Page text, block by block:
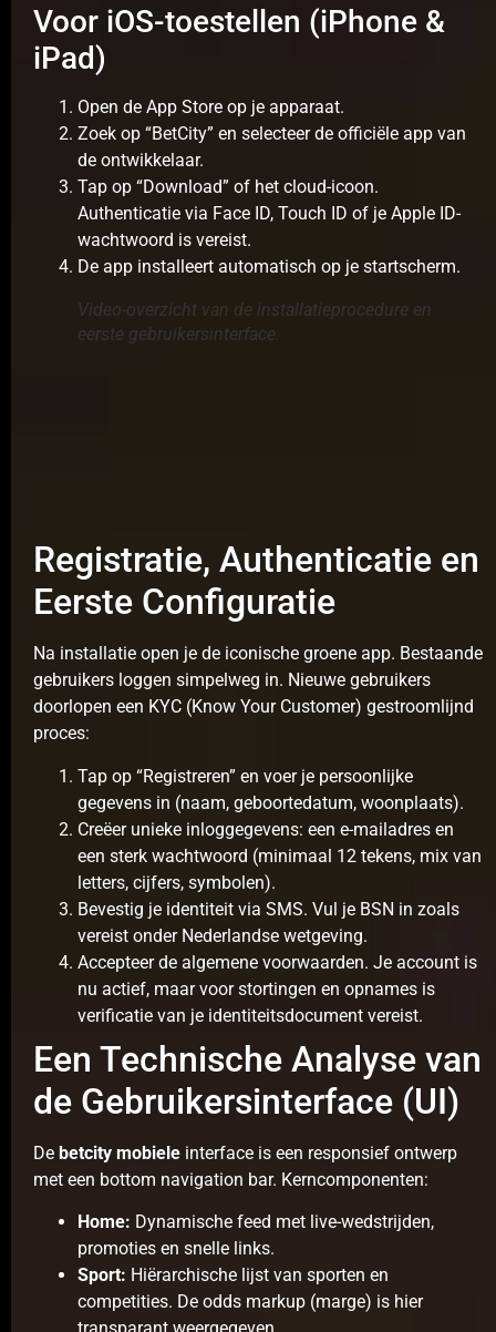
Voor iOS-toestellen (iPhone &
iPad)
Open de App Store op je apparaat.
Zoek op “BetCity” en selecteer de officiële app van
de ontwikkelaar.
Tap op “Download” of het cloud-icoon.
Authenticatie via Face ID, Touch ID of je Apple ID-
wachtwoord is vereist.
De app installeert automatisch op je startscherm.
Video-overzicht van de installatieprocedure en
eerste gebruikersinterface.
Registratie, Authenticatie en
Eerste Configuratie
Na installatie open je de iconische groene app. Bestaande
gebruikers loggen simpelweg in. Nieuwe gebruikers
doorlopen een KYC (Know Your Customer) gestroomlijnd
proces:
Tap op “Registreren” en voer je persoonlijke
gegevens in (naam, geboortedatum, woonplaats).
Creëer unieke inloggegevens: een e-mailadres en
een sterk wachtwoord (minimaal 12 tekens, mix van
letters, cijfers, symbolen).
Bevestig je identiteit via SMS. Vul je BSN in zoals
vereist onder Nederlandse wetgeving.
Accepteer de algemene voorwaarden. Je account is
nu actief, maar voor stortingen en opnames is
verificatie van je identiteitsdocument vereist.
Een Technische Analyse van
de Gebruikersinterface (UI)
De betcity mobiele interface is een responsief ontwerp
met een bottom navigation bar. Kerncomponenten:
Home: Dynamische feed met live-wedstrijden,
promoties en snelle links.
Sport: Hiërarchische lijst van sporten en
competities. De odds markup (marge) is hier